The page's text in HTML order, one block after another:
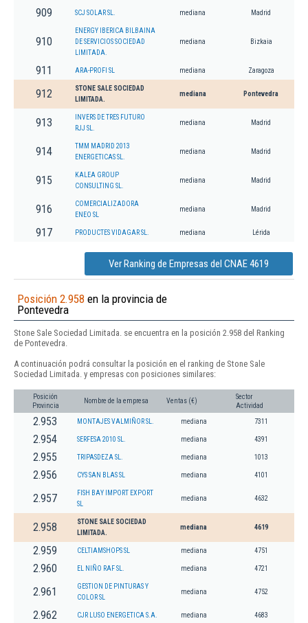
909 SCJ SOLAR SL. mediana Madrid
910
ENERGY IBERICA BILBAINA
DE SERVICIOS SOCIEDAD
LIMITADA.
mediana Bizkaia
911 ARA-PROFI SL mediana Zaragoza
912
STONE SALE SOCIEDAD
LIMITADA.
mediana Pontevedra
913
INVERS DE TRES FUTURO
RJJ SL.
mediana Madrid
914
TMM MADRID 2013
ENERGETICAS SL.
mediana Madrid
915
KALEA GROUP
CONSULTING SL.
mediana Madrid
916
COMERCIALIZADORA
ENEO SL
mediana Madrid
917 PRODUCTES VIDAGAR SL. mediana Lérida
Ver Ranking de Empresas del CNAE 4619
Posición 2.958 en la provincia de
Pontevedra
Stone Sale Sociedad Limitada. se encuentra en la posición 2.958 del Ranking
de Pontevedra.
A continuación podrá consultar la posición en el ranking de Stone Sale
Sociedad Limitada. y empresas con posiciones similares:
Posición
Provincia
Nombre de la empresa Ventas (€)
Sector
Actividad
2.953 MONTAJES VALMIÑOR SL. mediana 7311
2.954 SERFESA 2010 SL. mediana 4391
2.955 TRIPASDEZA SL. mediana 1013
2.956 CYS SAN BLAS SL mediana 4101
2.957
FISH BAY IMPORT EXPORT
SL
mediana 4632
2.958
STONE SALE SOCIEDAD
LIMITADA.
mediana 4619
2.959 CELTIAMSHOPS SL mediana 4751
2.960 EL NIÑO RAF SL. mediana 4721
2.961
GESTION DE PINTURAS Y
COLOR SL
mediana 4752
2.962 CJR LUSO ENERGETICA S.A. mediana 4683